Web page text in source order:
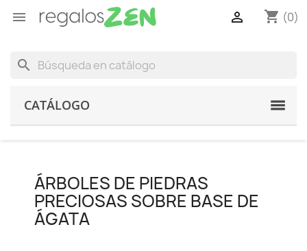
 shopping_cart (0)

search
CATÁLOGO
ÁRBOLES DE PIEDRAS
PRECIOSAS SOBRE BASE DE
ÁGATA